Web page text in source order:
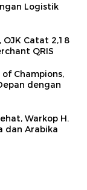
Logistik
OJK Catat 2,18
QRIS
Champions,
dengan
Warkop H.
dan Arabika